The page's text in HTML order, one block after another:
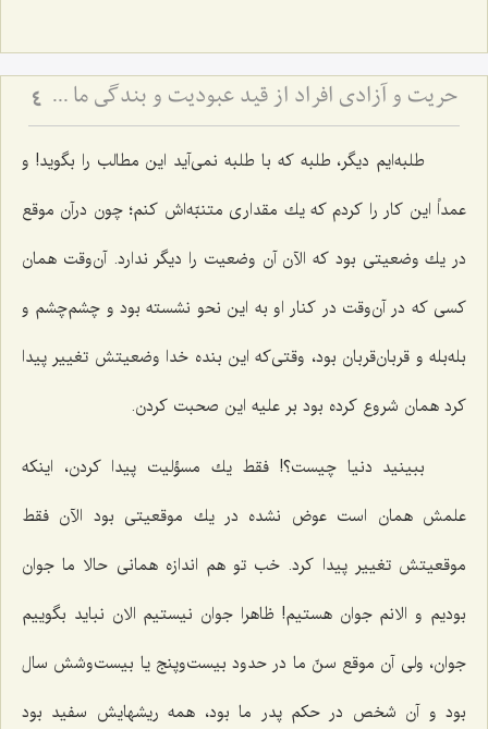
حریت و آزادى افراد از قید عبودیت و بندگى ما سوی اللَه 4
طلبه‌ایم دیگر، طلبه كه با طلبه نمی‌آید این مطالب را بگوید! و
عمداً این كار را كردم كه یك مقداری متنبّه‌اش كنم؛ چون درآن موقع
در یك وضعیتی بود كه الآن آن وضعیت را دیگر ندارد. آن‌وقت همان
كسی كه در آن‌وقت در كنار او به این نحو نشسته بود و چشم‌چشم و
بله‌بله و قربان‌قربان بود، وقتی‌كه این بنده خدا وضعیتش تغییر پیدا
كرد همان شروع كرده بود بر علیه این صحبت كردن.
ببینید دنیا چیست؟! فقط یك مسؤلیت پیدا كردن، اینكه
علمش همان است عوض نشده در یك موقعیتی بود الآن فقط
موقعیتش تغییر پیدا كرد. خب تو هم اندازه همانی حالا ما جوان
بودیم و الانم جوان هستیم! ظاهرا جوان نیستیم الان نباید بگوییم
جوان، ولی آن موقع سنّ ما در حدود بیست‌وپنج یا بیست‌وشش سال
بود و آن شخص در حكم پدر ما بود، همه ریشهایش سفید بود